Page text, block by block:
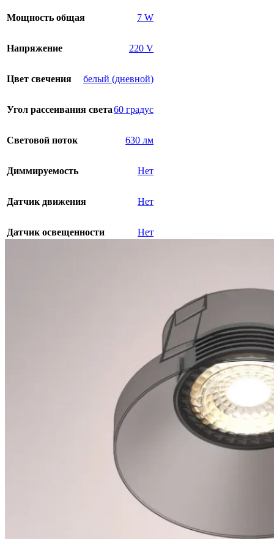
Мощность общая 7 W
Напряжение 220 V
Цвет свечения белый (дневной)
Угол рассеивания света60 градус
Световой поток 630 лм
Диммируемость Нет
Датчик движения Нет
Датчик освещенности Нет